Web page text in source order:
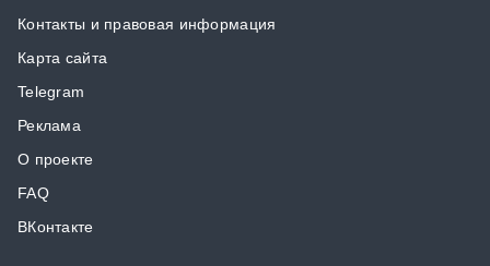
Контакты и правовая информация
Карта сайта
Telegram
Реклама
О проекте
FAQ
ВКонтакте